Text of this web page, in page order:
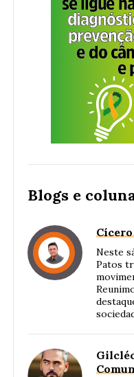
Blogs e
Neste
Patos